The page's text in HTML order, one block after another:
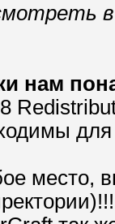
нам
место,